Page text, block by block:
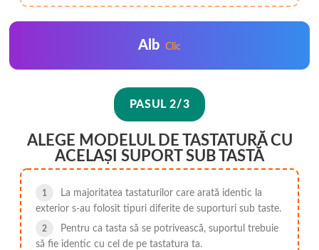
Alb Clic
PASUL 2/3
ALEGE MODELUL DE TASTATURĂ CU
ACELAȘI SUPORT SUB TASTĂ
La majoritatea tastaturilor care arată identic la
exterior s-au folosit tipuri diferite de suporturi sub taste.
Pentru ca tasta să se potrivească, suportul trebuie
să fie identic cu cel de pe tastatura ta.